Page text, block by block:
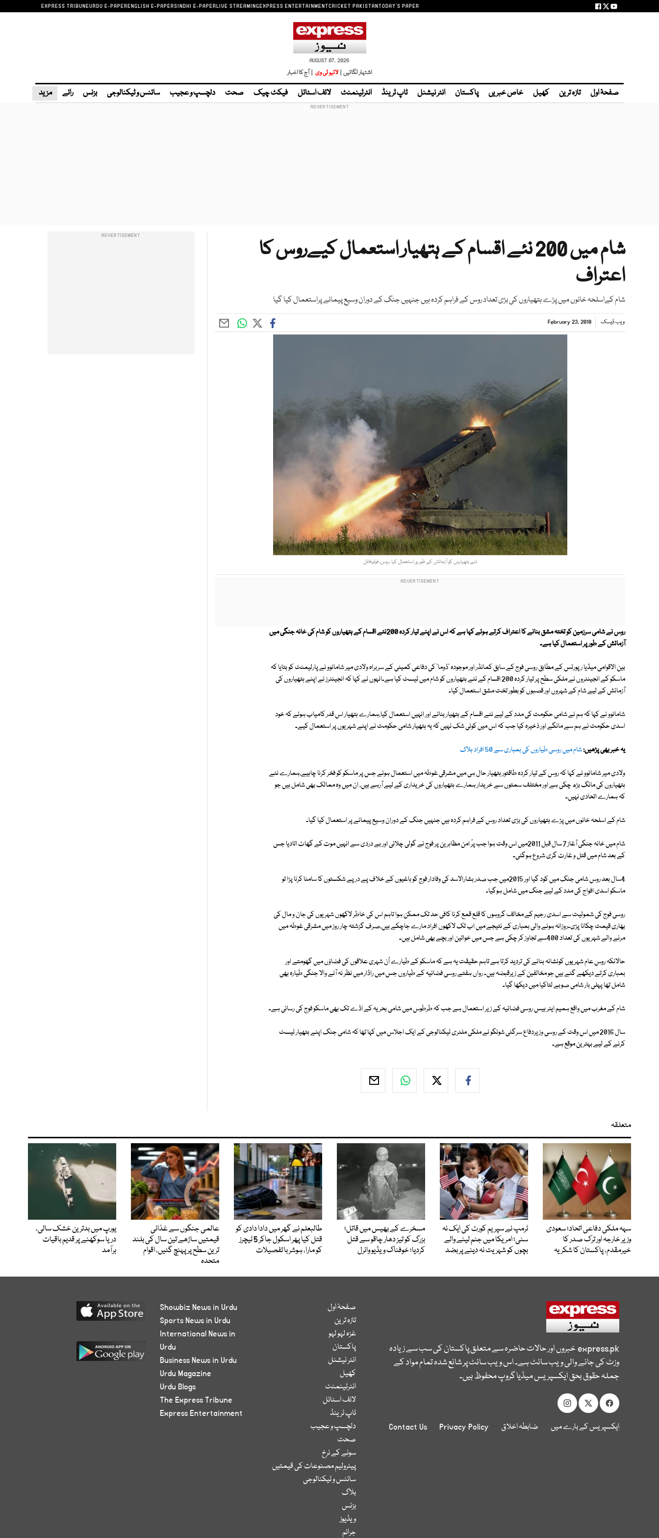
EXPRESS TRIBUNEURDU E-PAPERENGLISH E-PAPERSINDHI E-PAPERLIVE STREAMINGEXPRESS ENTERTAINMENTCRICKET PAKISTANTODAY'S PAPER
AUGUST 07, 2026
اشتہار لگائیں | لائیو ٹی وی | آج کا اخبار
صفحۂ اول تازہ ترین کھیل خاص خبریں پاکستان انٹر نیشنل ٹاپ ٹرینڈ انٹرٹینمنٹ لائف اسٹائل فیکٹ چیک صحت دلچسپ و عجیب سائنس و ٹیکنالوجی بزنس رائے مزید
شام میں 200 نئے اقسام کے ہتھیار استعمال کیےروس کا
اعتراف
شام کےاسلحہ خانوں میں پڑے ہتھیاروں کی بڑی تعداد روس کے فراہم کردہ ہیں جنہیں جنگ کے دوران وسیع پیمانے پراستعمال کیا گیا
ویب ڈیسک February 23, 2018
نئے ہتھیاروں کو آزمائش کے طور پر استعمال کیا ،روس، فوٹو:فائل
روس نے شامی سرزمین کو تختہ مشق بنانے کا اعتراف کرتے ہوئے کہا ہے کہ اس نے اپنے تیار کردہ 200نئے اقسام کے ہتھیاروں کو شام کی خانہ جنگی میں
آزمائش کے طور پر استعمال کیا ہے۔
بین الاقوامی میڈیا رپورٹس کے مطابق روسی فوج کے سابق کمانڈر اور موجودہ 'ڈوما' کی دفاعی کمیٹی کے سربراہ ولادی میر شامانوو نے پارلیمنٹ کو بتایا کہ
ماسکو کے انجینئروں نے ملکی سطح پر تیار کردہ 200 اقسام کے نئے ہتھیاروں کو شام میں ٹیسٹ کیا ہے۔انہوں نے کہا کہ انجینئرز نے اپنے ہتھیاروں کی
آزمائش کے لیے شام کے شہروں اور قصبوں کو بطور تخت مشق استعمال کیا۔
شامانوو نے کہا کہ ہم نے شامی حکومت کی مدد کے لیے نئے اقسام کے ہتھیار بنائے اور انہیں استعمال کیا،ہمارے ہتھیار اس قدر کامیاب ہوئے کہ خود
اسدی حکومت نے ہم سے مانگے اور ذخیرہ کیا جب کہ اس میں کوئی شک نہیں کہ یہ ہتھیار شامی حکومت نے اپنے شہریوں پر استعمال کیے۔
یہ خبر بھی پڑھیں:شام میں روسی طیاروں کی بمباری سے 50 افراد ہلاک
ولادی میر شامانوو نے کہا کہ روس کے تیار کردہ طاقتور ہتھیار حال ہی میں مشرقی غوطہ میں استعمال ہوئے جس پر ماسکو کو فخر کرنا چاہیے،ہمارے نئے
ہتھیاروں کی مانگ بڑھ چکی ہے اور مختلف سمتوں سے خریدار ہمارے ہتھیاروں کی خریداری کے لیے آرہے ہیں، ان میں وہ ممالک بھی شامل ہیں جو
کہ ہمارے اتحادی نہیں۔
شام کے اسلحہ خانوں میں پڑے ہتھیاروں کی بڑی تعداد روس کے فراہم کردہ ہیں جنہیں جنگ کے دوران وسیع پیمانے پر استعمال کیا گیا۔
شام میں خانہ جنگی آغاز 7 سال قبل 2011میں اس وقت ہوا جب پرُ امن مظاہرین پر فوج نے گولی چلائی اور بے دردی سے انہیں موت کے گھاٹ اتادیا جس
کے بعد شام میں قتل و غارت گری شروع ہوگئی۔
4سال بعد روس شامی جنگ میں کود گیا اور 2015میں جب صدر بشارالاسد کی وفادار فوج کو باغیوں کے خلاف پے درپے شکستوں کا سامنا کرنا پڑا تو
ماسکو اسدی افواج کی مدد کے لیے جنگ میں شامل ہوگیا۔
روسی فوج کی شمولیت سے اسدی رجیم کے مخالف گروہوں کا قلع قمع کرنا کافی حد تک ممکن ہوا تاہم اس کی خاطر لاکھوں شہریوں کی جان و مال کی
بھاری قیمت چکانا پڑی۔روزانہ ہونے والی بمباری کے نتیجے میں اب تک لاکھوں افراد مارے جاچکے ہیں،صرف گزشتہ چار روز میں مشرقی غوطہ میں
مرنے والے شہریوں کی تعداد 400سے تجاوز کر چکی ہے جس میں خواتین اور بچے بھی شامل ہیں۔
حالانکہ روس عام شہریوں کونشانہ بنانے کی تردید کرتا ہے تاہم حقیقت یہ ہے کہ ماسکو کے طیارے اُن شہری علاقوں کی فضاؤں میں گھومتے اور
بمباری کرتے دیکھے گئے ہیں جو مخالفین کے زیرقبضہ ہیں۔ رواں ہفتے روسی فضائیہ کے طیاروں جس میں راڈار میں نظر نہ آنے والا جنگی طیارہ بھی
شامل تھا پہلی بار شامی صوبے لتاکیا میں دیکھا گیا۔
شام کے مغرب میں واقع ہمیم ایئر بیس روسی فضائیہ کے زیر استعمال ہے جب کہ طرطوس میں شامی بحریہ کے اڈے تک بھی ماسکو فوج کی رسائی ہے۔
سال 2016 میں اس وقت کے روسی وزیردفاع سرگئی شوئگو نے ملکی ملٹری ٹیکنالوجی کے ایک اجلاس میں کہا تھا کہ شامی جنگ اپنے ہتھیار ٹیسٹ
کرنے کے لیے بہترین موقع ہے۔
متعلقہ
سہہ ملکی دفاعی اتحاد؛ سعودی
وزیر خارجہ اور ترک صدر کا
خیرمقدم، پاکستان کا شکریہ
ٹرمپ نے سپریم کورٹ کی ایک نہ
سنی؛ امریکا میں جنم لینے والے
بچوں کو شہریت نہ دینے پر بضد
مسخرے کے بھیس میں قاتل؛
بزرگ کو تیز دھار چاقو سے قتل
کردیا؛ خوفناک ویڈیو وائرل
طالبعلم نے گھر میں دادا دادی کو
قتل کیا پھر اسکول جاکر 5 ٹیچرز
کو مارا، ہوشربا تفصیلات
عالمی جنگوں سے غذائی
قیمتیں ساڑھے تین سال کی بلند
ترین سطح پر پہنچ گئیں، اقوام
متحدہ
یورپ میں بدترین خشک سالی،
دریا سوکھنے پر قدیم باقیات
برآمد
express.pkخبروں اور حالات حاضرہ سے متعلق پاکستان کی سب سے زیادہ
وزٹ کی جانے والی ویب سائٹ ہے۔ اس ویب سائٹ پر شائع شدہ تمام مواد کے
جملہ حقوق بحق ایکسپریس میڈیا گروپ محفوظ ہیں۔
ایکسپریس کے بارے میں ضابطہ اخلاق Privacy Policy
Contact Us
صفحۂ اول
تازہ ترین
غزہ لہو لہو
پاکستان
انٹر نیشنل
کھیل
انٹرٹینمنٹ
لائف اسٹائل
ٹاپ ٹرینڈ
دلچسپ و عجیب
صحت
سونے کے نرخ
پیٹرولیم مصنوعات کی قیمتیں
سائنس و ٹیکنالوجی
بلاگ
بزنس
ویڈیوز
جرائم
Showbiz News in Urdu
Sports News in Urdu
International News in
Urdu
Business News in Urdu
Urdu Magazine
Urdu Blogs
The Express Tribune
Express Entertainment